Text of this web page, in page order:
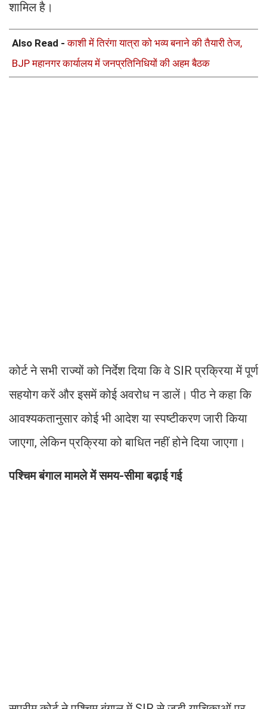
शामिल है।
Also Read -काशी में तिरंगा यात्रा को भव्य बनाने की तैयारी तेज,
BJP महानगर कार्यालय में जनप्रतिनिधियों की अहम बैठक
कोर्ट ने सभी राज्यों को निर्देश दिया कि वे SIR प्रक्रिया में पूर्ण
सहयोग करें और इसमें कोई अवरोध न डालें। पीठ ने कहा कि
आवश्यकतानुसार कोई भी आदेश या स्पष्टीकरण जारी किया
जाएगा, लेकिन प्रक्रिया को बाधित नहीं होने दिया जाएगा।
पश्चिम बंगाल मामले में समय-सीमा बढ़ाई गई